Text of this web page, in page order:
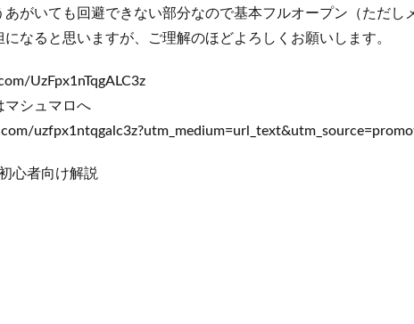
あがいても回避できない部分なので基本フルオープン（ただし
なると思いますが、ご理解のほどよろしくお願いします。
UzFpx1nTqgALC3z
マシュマロへ
心者向け解説